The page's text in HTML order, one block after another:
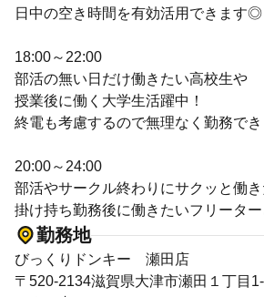
日中の空き時間を有効活用できます◎
18:00～22:00
部活の無い日だけ働きたい高校生や
授業後に働く大学生活躍中！
終電も考慮するので無理なく勤務でき
20:00～24:00
部活やサークル終わりにサクッと働
掛け持ち勤務後に働きたいフリーター
勤務地
びっくりドンキー 瀬田店
〒520-2134滋賀県大津市瀬田１丁目